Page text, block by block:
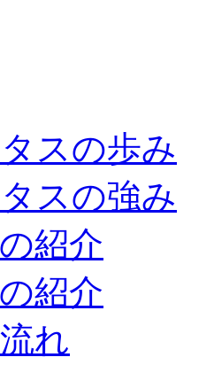
スの歩み
スの強み
紹介
紹介
れ